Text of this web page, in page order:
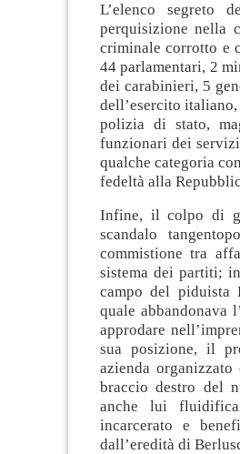
L’elenco segreto
perquisizione nella
criminale corrotto e
44 parlamentari, 2
dei carabinieri, 5
dell’esercito
polizia di stato,
funzionari dei
qualche categoria
fedeltà alla
Infine, il colpo di
scandalo
commistione tra
sistema dei partiti;
campo del piduista
quale abbandonava
approdare
sua posizione, il
azienda
braccio destro del
anche lui
incarcerato e
dall’eredità di